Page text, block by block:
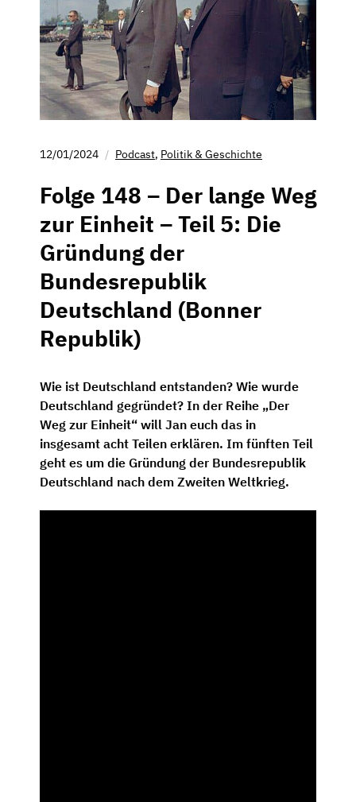
12/01/2024 Podcast, Politik & Geschichte
Folge 148 – Der lange Weg
zur Einheit – Teil 5: Die
Gründung der
Bundesrepublik
Deutschland (Bonner
Republik)
Wie ist Deutschland entstanden? Wie wurde
Deutschland gegründet? In der Reihe „Der
Weg zur Einheit“ will Jan euch das in
insgesamt acht Teilen erklären. Im fünften Teil
geht es um die Gründung der Bundesrepublik
Deutschland nach dem Zweiten Weltkrieg.